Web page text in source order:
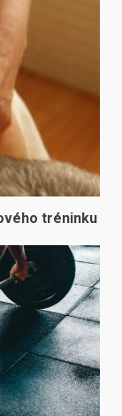
tréninku